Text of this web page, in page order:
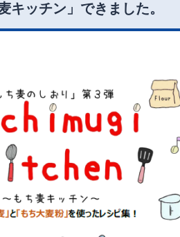
キッチン」できました。